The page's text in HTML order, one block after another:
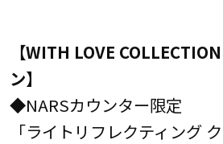
【WITH LOVE
ン】
◆NARSカウンター限定
「ライトリフレクティング